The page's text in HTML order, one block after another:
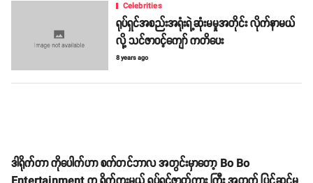
Celebrities
ရုပ်ရှင်အစည်းအရုံးရဲ့ဆုံးမမှုအတိုင်း လိုက်နာမယ်
လို့ သင်ဇာဝင့်ကျော် ကတိပေး
8 years ago